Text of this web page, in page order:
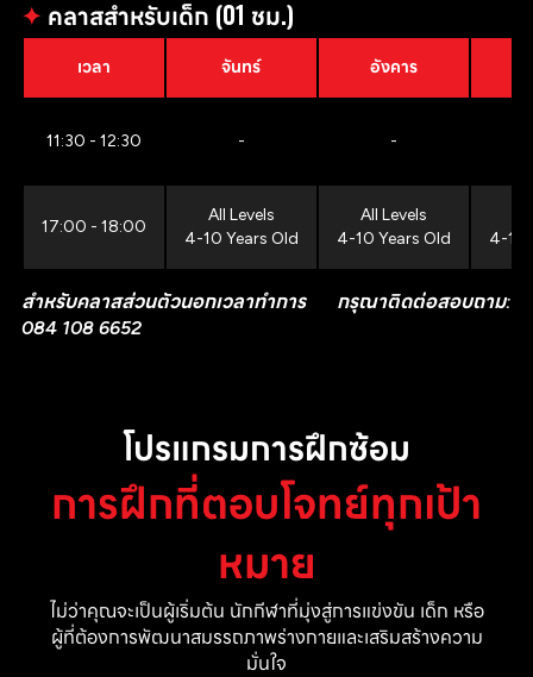
✦ คลาสสำหรับเด็ก (01 ชม.)
เวลา จันทร์ อังคาร
11:30 - 12:30 - -
17:00 - 18:00
All Levels
4-10 Years Old
All Levels
4-10 Years Old
4-10
สำหรับคลาสส่วนตัวนอกเวลาทำการ กรุณาติดต่อสอบถาม:
084 108 6652
โปรแกรมการฝึกซ้อม
การฝึกที่ตอบโจทย์ทุกเป้า
หมาย
ไม่ว่าคุณจะเป็นผู้เริ่มต้น นักกีฬาที่มุ่งสู่การแข่งขัน เด็ก หรือ
ผู้ที่ต้องการพัฒนาสมรรถภาพร่างกายและเสริมสร้างความ
มั่นใจ